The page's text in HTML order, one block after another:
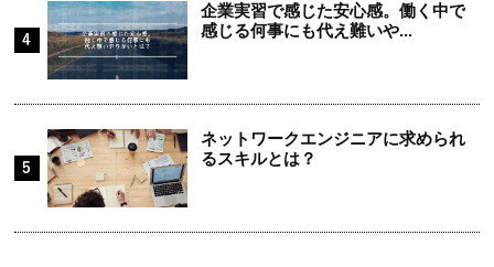
企業実習で感じた安心感。働く中で
感じる何事にも代え難いや...
ネットワークエンジニアに求められ
るスキルとは？